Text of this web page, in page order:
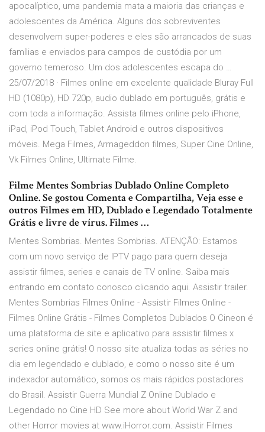
apocalíptico, uma pandemia mata a maioria das crianças e
adolescentes da América. Alguns dos sobreviventes
desenvolvem super-poderes e eles são arrancados de suas
famílias e enviados para campos de custódia por um
governo temeroso. Um dos adolescentes escapa do …
25/07/2018 · Filmes online em excelente qualidade Bluray Full
HD (1080p), HD 720p, audio dublado em português, grátis e
com toda a informação. Assista filmes online pelo iPhone,
iPad, iPod Touch, Tablet Android e outros dispositivos
móveis. Mega Filmes, Armageddon filmes, Super Cine Online,
Vk Filmes Online, Ultimate Filme.
Filme Mentes Sombrias Dublado Online Completo
Online. Se gostou Comenta e Compartilha, Veja esse e
outros Filmes em HD, Dublado e Legendado Totalmente
Grátis e livre de vírus. Filmes …
Mentes Sombrias. Mentes Sombrias. ATENÇÃO: Estamos
com um novo serviço de IPTV pago para quem deseja
assistir filmes, series e canais de TV online. Saiba mais
entrando em contato conosco clicando aqui. Assistir trailer.
Mentes Sombrias Filmes Online - Assistir Filmes Online -
Filmes Online Grátis - Filmes Completos Dublados O Cineon é
uma plataforma de site e aplicativo para assistir filmes x
series online grátis! O nosso site atualiza todas as séries no
dia em legendado e dublado, e como o nosso site é um
indexador automático, somos os mais rápidos postadores
do Brasil. Assistir Guerra Mundial Z Online Dublado e
Legendado no Cine HD See more about World War Z and
other Horror movies at www.iHorror.com. Assistir Filmes